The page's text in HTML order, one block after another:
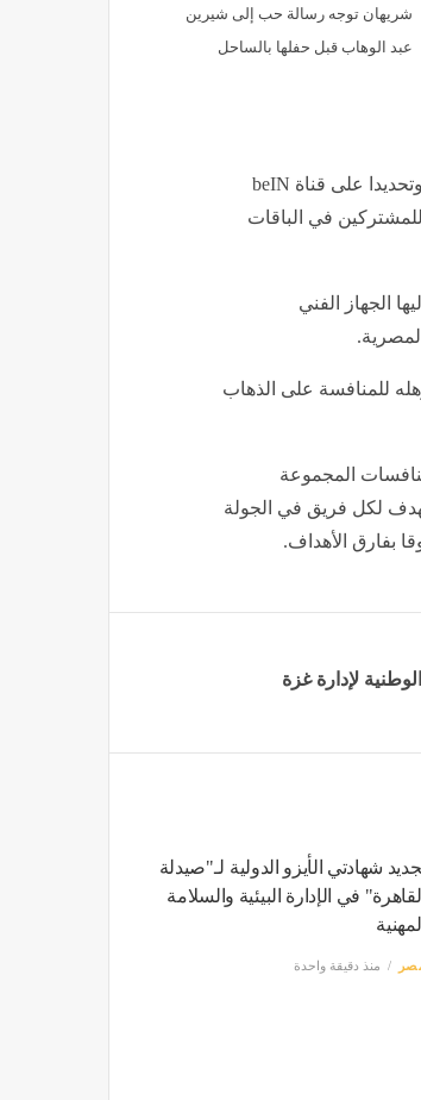
شريهان توجه رسالة حب إلى شيرين
عبد الوهاب قبل حفلها بالساحل
عبر شبكة قنوات beIN SPORTS، وتحديدا على قناة beIN
SPORTS MAX، كما ستكون متاحة عبر منصتي beIN CONNECT وTOD للمشتركين في الباقات
الجهاز الفني
للمنافسة على الذهاب
المجموعة
لكل فريق في الجولة
بفارق الأهداف.
لإدارة غزة
شهادتي الأيزو الدولية لـ"صيدلة
القاهرة" في الإدارة البيئية والسلامة
المهنية
منذ دقيقة واحدة